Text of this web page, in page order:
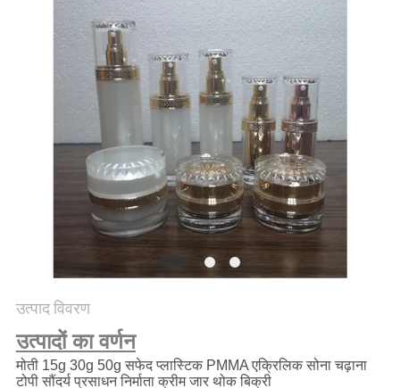
साइटमैप
PRIVACY
POLICY
उत्पाद विवरण
उत्पादों का वर्णन
मोती 15g 30g 50g सफेद प्लास्टिक PMMA एक्रिलिक सोना चढ़ाना
टोपी सौंदर्य प्रसाधन निर्माता क्रीम जार थोक बिक्री